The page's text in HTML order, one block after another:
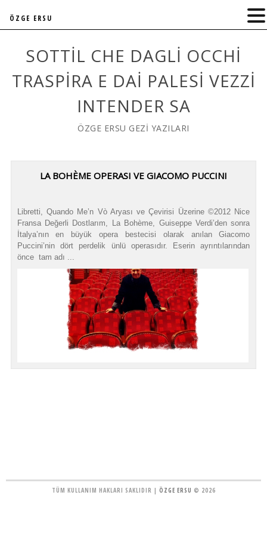
SOTTIL CHE DAGLI OCCHI
TRASPIRA E DAI PALESI VEZZI
INTENDER SA
ÖZGE ERSU GEZİ YAZILARI
LA BOHÈME OPERASI VE GIACOMO PUCCINI
Libretti, Quando Me’n Vò Aryası ve Çevirisi Üzerine ©2012 Nice
Fransa Değerli Dostlarım, La Bohème, Guiseppe Verdi’den sonra
İtalya’nın en büyük opera bestecisi olarak anılan Giacomo
Puccini’nin dört perdelik ünlü operasıdır. Eserin ayrıntılarından
önce tam adı ...
TÜM KULLANIM HAKLARI SAKLIDIR | ÖZGE ERSU © 2026
ÖZGE ERSU